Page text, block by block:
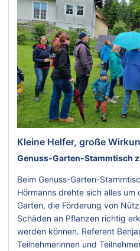
Kleine Helfer, große
Genuss-Garten-Stammtisch
Beim Genuss-Garten-
Hörmanns drehte sich alles
Garten, die Förderung von
Schäden an Pflanzen richtig
werden können. Referent
Teilnehmerinnen und